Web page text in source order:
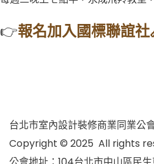
👉報名加入國標聯誼社
台北市室內設計裝修商業同業公
Copyright © 2025 All rights